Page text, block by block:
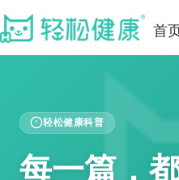
首
轻松健康科普
每一篇，